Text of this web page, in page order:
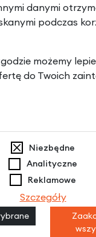
Nexus 3 SG-
pedałach
długość osi 168 mm
229,90 zł
danymi
podczas
możemy
do Twoich
Niezbędne
Analityczne
Reklamowe
Szczegóły